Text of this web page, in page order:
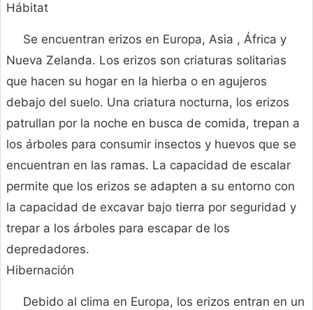
Hábitat
Se encuentran erizos en Europa, Asia , África y
Nueva Zelanda. Los erizos son criaturas solitarias
que hacen su hogar en la hierba o en agujeros
debajo del suelo. Una criatura nocturna, los erizos
patrullan por la noche en busca de comida, trepan a
los árboles para consumir insectos y huevos que se
encuentran en las ramas. La capacidad de escalar
permite que los erizos se adapten a su entorno con
la capacidad de excavar bajo tierra por seguridad y
trepar a los árboles para escapar de los
depredadores.
Hibernación
Debido al clima en Europa, los erizos entran en un